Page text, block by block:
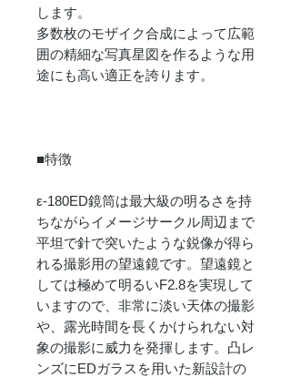
します。
多数枚のモザイク合成によって広範
囲の精細な写真星図を作るような用
途にも高い適正を誇ります。
■特徴
ε-180ED鏡筒は最大級の明るさを持
ちながらイメージサークル周辺まで
平坦で針で突いたような鋭像が得ら
れる撮影用の望遠鏡です。望遠鏡と
しては極めて明るいF2.8を実現して
いますので、非常に淡い天体の撮影
や、露光時間を長くかけられない対
象の撮影に威力を発揮します。凸レ
ンズにEDガラスを用いた新設計の